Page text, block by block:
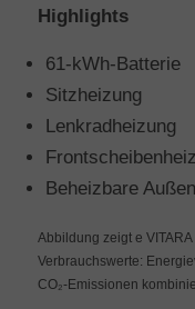
Highlights
61-kWh-Batterie
Sitzheizung
Lenkradheizung
Beheizbare
Abbildung zeigt e
Verbrauchswerte:
CO₂-Emissionen